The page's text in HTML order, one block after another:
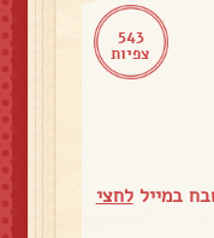
543
צפיות
במייללחצי